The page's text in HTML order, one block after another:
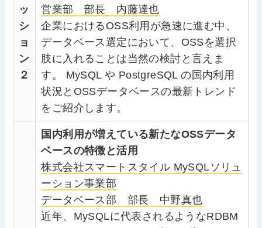
ッ
シ
ョ
ン
２
営業部 部長 内藤達也
企業におけるOSS利用が急速に進む中、
データベース選定において、OSSを選択
肢に入れることは当然の検討と言えま
す。 MySQL や PostgreSQL の国内利用
状況とOSSデータベースの最新トレンド
をご紹介します。
国内利用が増えている新たなOSSデータ
ベースの特徴と活用
株式会社スマートスタイル MySQLソリュ
ーション事業部
データベース部 部長 中野真也
近年、MySQLに代表されるようなRDBM